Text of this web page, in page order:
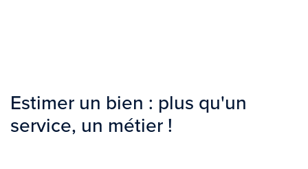
Estimer un bien : plus qu'un
service, un métier !